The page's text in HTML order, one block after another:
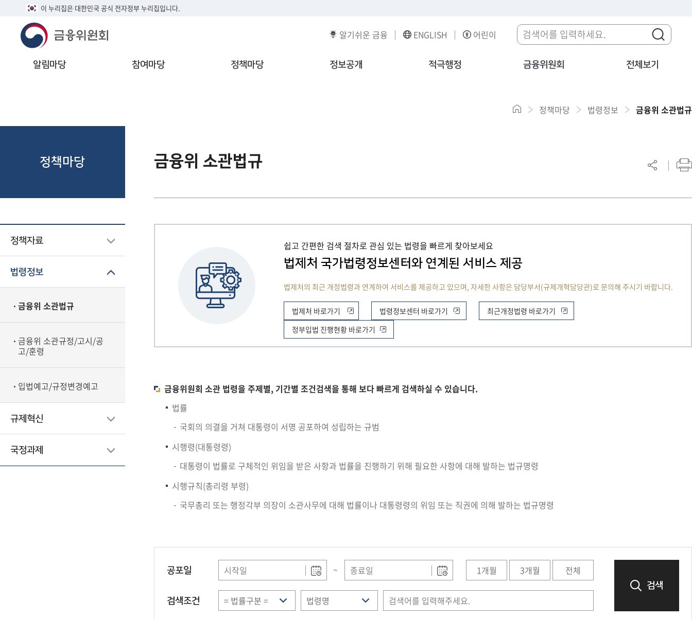
이 누리집은 대한민국 공식 전자정부 누리집입니다.
알기쉬운 금융 ENGLISH 어린이
알림마당 참여마당 정책마당 정보공개 적극행정 금융위원회 전체보기
정책마당
정책자료
법령정보
금융위 소관법규
금융위 소관규정/고시/공
고/훈령
입법예고/규정변경예고
규제혁신
국정과제
정책마당 법령정보 금융위 소관법규
금융위 소관법규
쉽고 간편한 검색 절차로 관심 있는 법령을 빠르게 찾아보세요
법제처 국가법령정보센터와 연계된 서비스 제공
법제처의 최근 개정법령과 연계하여 서비스를 제공하고 있으며, 자세한 사항은 담당부서(규제개혁담당관)로 문의해 주시기 바랍니다.
법제처 바로가기 법령정보센터 바로가기
최근개정법령 바로가기
정부입법 진행현황 바로가기
금융위원회 소관 법령을 주제별, 기간별 조건검색을 통해 보다 빠르게 검색하실 수 있습니다.
법률
국회의 의결을 거쳐 대통령이 서명 공포하여 성립하는 규범
시행령(대통령령)
대통령이 법률로 구체적인 위임을 받은 사항과 법률을 진행하기 위해 필요한 사항에 대해 발하는 법규명령
시행규칙(총리령 부령)
국무총리 또는 행정각부 의장이 소관사무에 대해 법률이나 대통령령의 위임 또는 직권에 의해 발하는 법규명령
공포일 ~ 1개월 3개월 전체
검색조건
검색